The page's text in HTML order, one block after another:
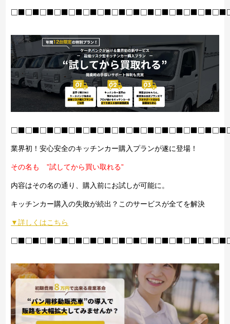
業界初！安心安全のキッチンカー購入プランが遂に登場！
その名も ”試してから買い取れる”
内容はその名の通り、購入前にお試しが可能に。
キッチンカー購入の失敗が続出？このサービスが全てを解決
▼詳しくはこちら